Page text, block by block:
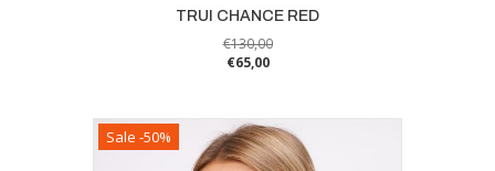
TRUI CHANCE RED
€130,00
€65,00
heeft
meerdere
Sale -50%